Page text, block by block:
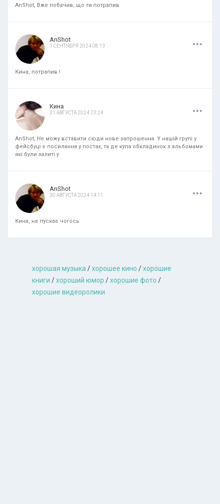
AnShot, Вже побачив, що ти потрапив
AnShot
1 СЕНТЯБРЯ 2024 08:13 ...
Кина, потрапив.!
Кина
31 АВГУСТА 2024 23:24 ...
AnShot, Не можу вставити сюди нове запрошення. У нашій групі у
фейсбуці є посилання у постах, та де купа обкладинок з альбомами
які були залиті у
AnShot
30 АВГУСТА 2024 14:11 ...
Кина, не пускає чогось
хорошая музыкa/хорошее кино /хорошие
книги /хороший юмор /хорошие фото /
хорошие видеоролики